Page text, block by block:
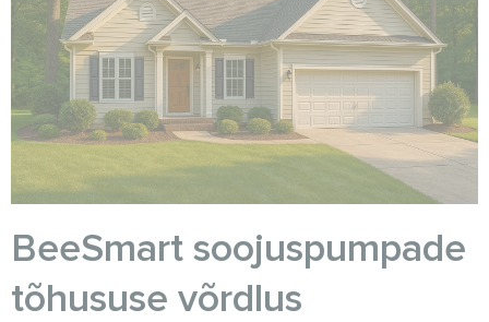
BeeSmart soojuspumpade
tõhususe võrdlus